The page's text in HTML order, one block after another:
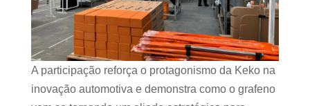
A participação reforça o protagonismo da Keko na
inovação automotiva e demonstra como o grafeno